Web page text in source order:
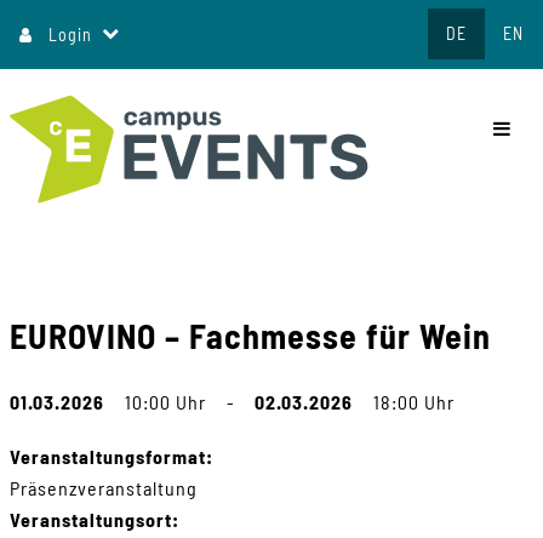
zum
Inhalt
Login DE EN
EUROVINO – Fachmesse für Wein
01.03.2026 10:00 Uhr - 02.03.2026 18:00 Uhr
Veranstaltungsformat:
Präsenzveranstaltung
Veranstaltungsort: